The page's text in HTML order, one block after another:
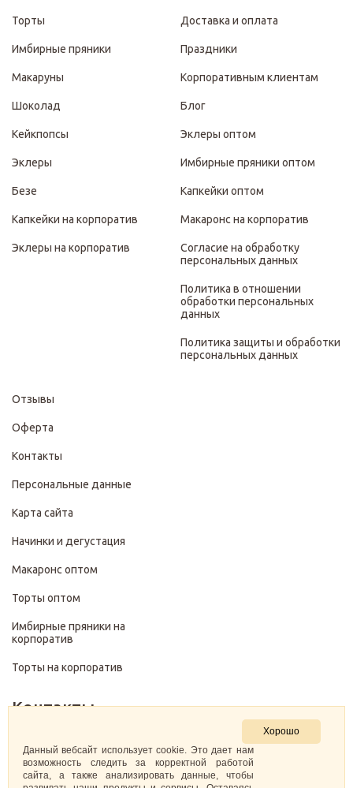
Торты
Имбирные пряники
Макаруны
Шоколад
Кейкпопсы
Эклеры
Безе
Капкейки на корпоратив
Эклеры на корпоратив
Доставка и оплата
Праздники
Корпоративным клиентам
Блог
Эклеры оптом
Имбирные пряники оптом
Капкейки оптом
Макаронс на корпоратив
Согласие на обработку
персональных данных
Политика в отношении
обработки персональных
данных
Политика защиты и обработки
персональных данных
Отзывы
Оферта
Контакты
Персональные данные
Карта сайта
Начинки и дегустация
Макаронс оптом
Торты оптом
Имбирные пряники на
корпоратив
Торты на корпоратив
Контакты
+7 (499) 322-28-29
pirojenka.rf@gmail.com
Хорошо
Данный вебсайт использует cookie. Это дает нам
возможность следить за корректной работой
сайта, а также анализировать данные, чтобы